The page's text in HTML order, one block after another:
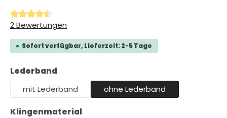
Durchschnittliche Bewertung von 4.5 von 5 Sternen
2 Bewertungen
Sofort verfügbar, Lieferzeit: 2-5 Tage
Lederband
mit Lederband ohne Lederband
Klingenmaterial